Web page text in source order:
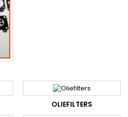
OLIEFILTERS